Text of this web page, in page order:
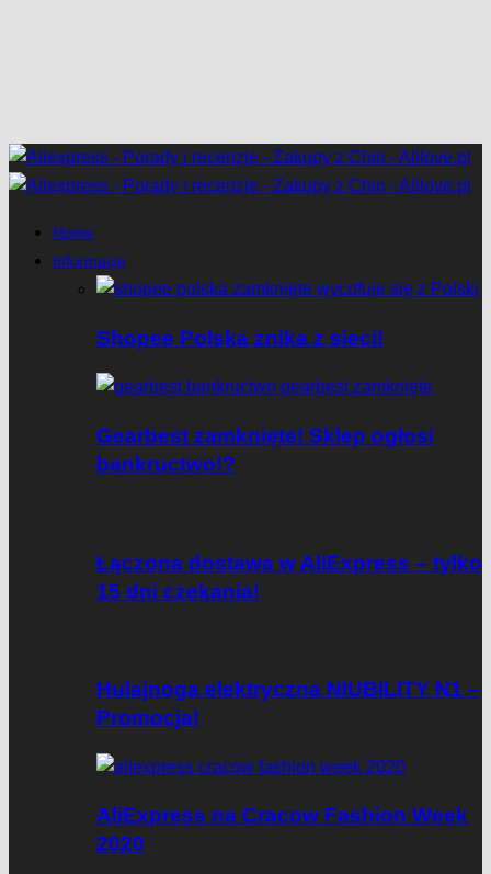
Home
Informacje
Shopee Polska znika z sieci!
Gearbest zamknięte! Sklep ogłosi
bankructwo!?
Łączona dostawa w AliExpress – tylko
15 dni czekania!
Hulajnoga elektryczna NIUBILITY N1 –
Promocja!
AliExpress na Cracow Fashion Week
2020